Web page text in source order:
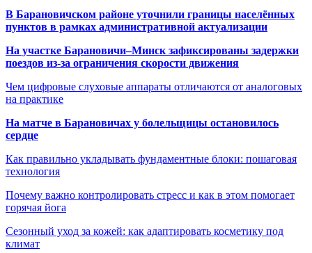
В Барановичском районе уточнили границы населённых
пунктов в рамках административной актуализации
На участке Барановичи–Минск зафиксированы задержки
поездов из-за ограничения скорости движения
Чем цифровые слуховые аппараты отличаются от аналоговых
на практике
На матче в Барановичах у болельщицы остановилось
сердце
Как правильно укладывать фундаментные блоки: пошаговая
технология
Почему важно контролировать стресс и как в этом помогает
горячая йога
Сезонный уход за кожей: как адаптировать косметику под
климат